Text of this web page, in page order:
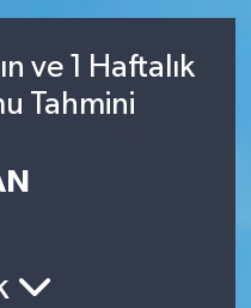
ve 1 Haftalık
Tahmini